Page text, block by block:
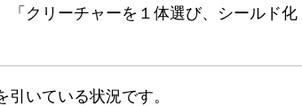
「クリーチャーを１体選び、シールド化
いている状況です。